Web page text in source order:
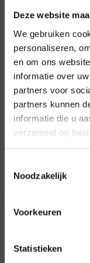
Deze website
We gebruiken
personaliseren,
en om ons
informatie over
partners voor
partners kunnen
informatie die u
verzameld op
Noodzakelijk
Voorkeuren
Statistieken
Voor al
partijen
Hansen
evenementen